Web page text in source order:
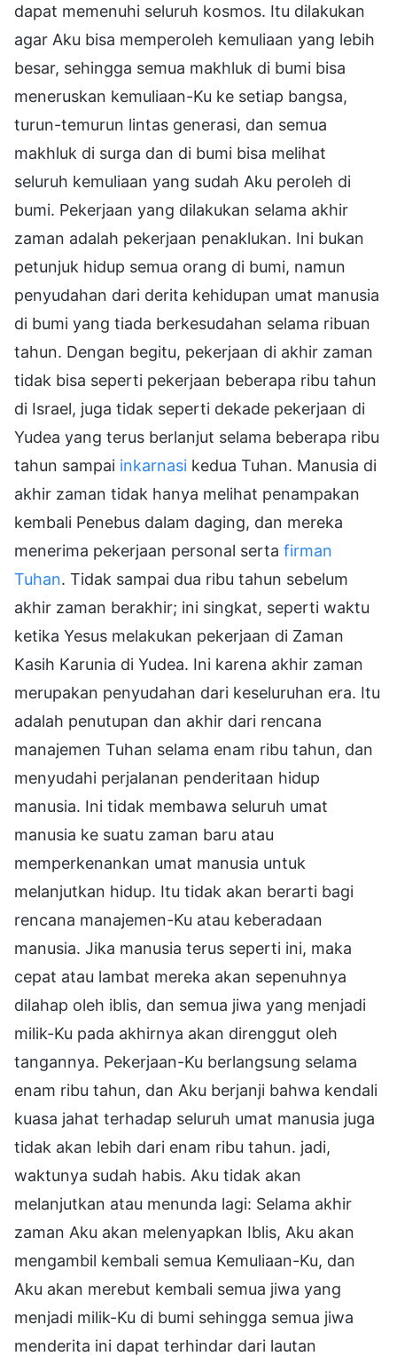
dapat memenuhi seluruh kosmos. Itu dilakukan
agar Aku bisa memperoleh kemuliaan yang lebih
besar, sehingga semua makhluk di bumi bisa
meneruskan kemuliaan-Ku ke setiap bangsa,
turun-temurun lintas generasi, dan semua
makhluk di surga dan di bumi bisa melihat
seluruh kemuliaan yang sudah Aku peroleh di
bumi. Pekerjaan yang dilakukan selama akhir
zaman adalah pekerjaan penaklukan. Ini bukan
petunjuk hidup semua orang di bumi, namun
penyudahan dari derita kehidupan umat manusia
di bumi yang tiada berkesudahan selama ribuan
tahun. Dengan begitu, pekerjaan di akhir zaman
tidak bisa seperti pekerjaan beberapa ribu tahun
di Israel, juga tidak seperti dekade pekerjaan di
Yudea yang terus berlanjut selama beberapa ribu
tahun sampai inkarnasi kedua Tuhan. Manusia di
akhir zaman tidak hanya melihat penampakan
kembali Penebus dalam daging, dan mereka
menerima pekerjaan personal serta firman
Tuhan. Tidak sampai dua ribu tahun sebelum
akhir zaman berakhir; ini singkat, seperti waktu
ketika Yesus melakukan pekerjaan di Zaman
Kasih Karunia di Yudea. Ini karena akhir zaman
merupakan penyudahan dari keseluruhan era. Itu
adalah penutupan dan akhir dari rencana
manajemen Tuhan selama enam ribu tahun, dan
menyudahi perjalanan penderitaan hidup
manusia. Ini tidak membawa seluruh umat
manusia ke suatu zaman baru atau
memperkenankan umat manusia untuk
melanjutkan hidup. Itu tidak akan berarti bagi
rencana manajemen-Ku atau keberadaan
manusia. Jika manusia terus seperti ini, maka
cepat atau lambat mereka akan sepenuhnya
dilahap oleh iblis, dan semua jiwa yang menjadi
milik-Ku pada akhirnya akan direnggut oleh
tangannya. Pekerjaan-Ku berlangsung selama
enam ribu tahun, dan Aku berjanji bahwa kendali
kuasa jahat terhadap seluruh umat manusia juga
tidak akan lebih dari enam ribu tahun. jadi,
waktunya sudah habis. Aku tidak akan
melanjutkan atau menunda lagi: Selama akhir
zaman Aku akan melenyapkan Iblis, Aku akan
mengambil kembali semua Kemuliaan-Ku, dan
Aku akan merebut kembali semua jiwa yang
menjadi milik-Ku di bumi sehingga semua jiwa
menderita ini dapat terhindar dari lautan